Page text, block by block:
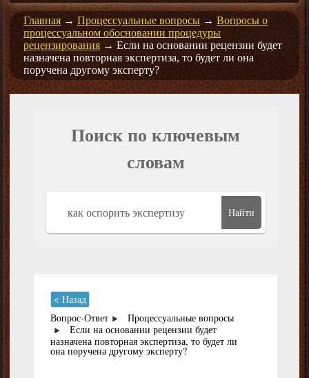
Главная → Процессуальные вопросы → Вопросы о
процессуальном обосновании процедуры
рецензирования → Если на основании рецензии будет
назначена повторная экспертиза, то будет ли она
поручена другому эксперту?
Поиск по ключевым
словам
Найти
< Назад
Вопрос-Ответ
Процессуальные вопросы
Если на основании рецензии будет
назначена повторная экспертиза, то будет ли
она поручена другому эксперту?